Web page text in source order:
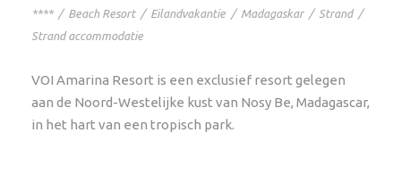
**** / Beach Resort / Eilandvakantie / Madagaskar / Strand /
Strand accommodatie
VOI Amarina Resort is een exclusief resort gelegen
aan de Noord-Westelijke kust van Nosy Be, Madagascar,
in het hart van een tropisch park.